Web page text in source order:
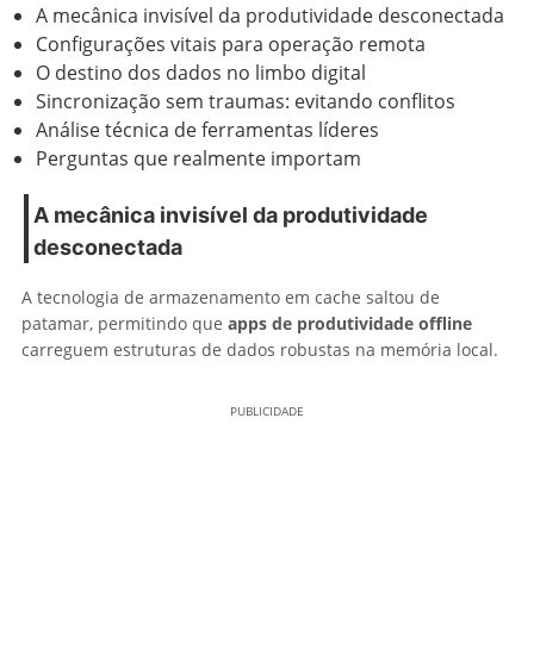
A mecânica invisível da produtividade desconectada
Configurações vitais para operação remota
O destino dos dados no limbo digital
Sincronização sem traumas: evitando conflitos
Análise técnica de ferramentas líderes
Perguntas que realmente importam
A mecânica invisível da produtividade
desconectada
A tecnologia de armazenamento em cache saltou de
patamar, permitindo que apps de produtividade offline
carreguem estruturas de dados robustas na memória local.
PUBLICIDADE